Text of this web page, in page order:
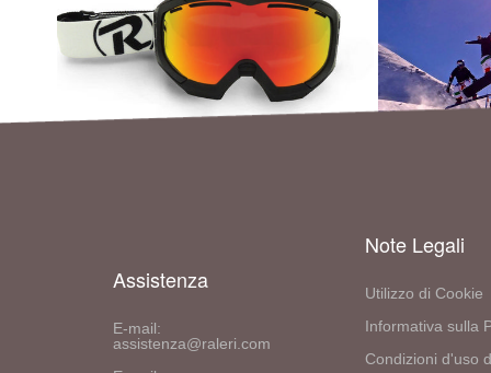
Assistenza
E-mail:
assistenza@raleri.com
Note Legali
Utilizzo di Cookie
Informativa sulla
Condizioni d'uso